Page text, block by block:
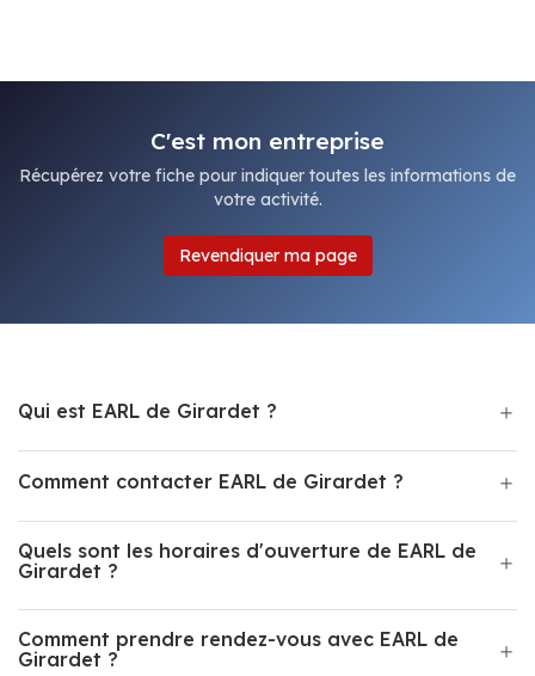
C'est mon entreprise
Récupérez votre fiche pour indiquer toutes les informations de
votre activité.
Revendiquer ma page
Qui est EARL de Girardet ?
Comment contacter EARL de Girardet ?
Quels sont les horaires d'ouverture de EARL de
Girardet ?
Comment prendre rendez-vous avec EARL de
Girardet ?